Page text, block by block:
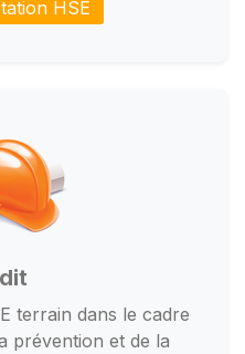
HSE
terrain dans le cadre
prévention et de la